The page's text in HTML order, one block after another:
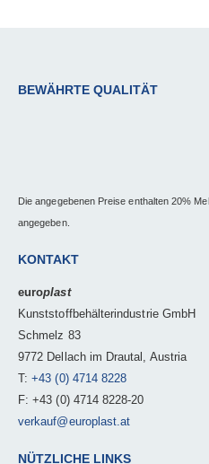
BEWÄHRTE QUALITÄT
Die angegebenen Preise enthalten 20%
angegeben.
KONTAKT
europlast
Kunststoffbehälterindustrie GmbH
Schmelz 83
9772 Dellach im Drautal, Austria
T:+43 (0) 4714 8228
F: +43 (0) 4714 8228-20
verkauf@europlast.at
NÜTZLICHE LINKS